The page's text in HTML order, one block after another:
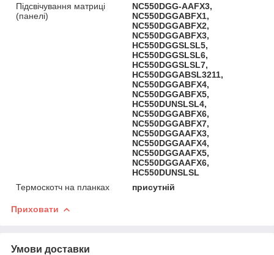
Підсвічування матриці
(панелі)
NC550DGG-AAFX3,
NC550DGGABFX1,
NC550DGGABFX2,
NC550DGGABFX3,
HC550DGGSLSL5,
HC550DGGSLSL6,
HC550DGGSLSL7,
HC550DGGABSL3211,
NC550DGGABFX4,
NC550DGGABFX5,
HC550DUNSLSL4,
NC550DGGABFX6,
NC550DGGABFX7,
NC550DGGAAFX3,
NC550DGGAAFX4,
NC550DGGAAFX5,
NC550DGGAAFX6,
HC550DUNSLSL
Термоскотч на планках
присутній
Приховати
Умови доставки